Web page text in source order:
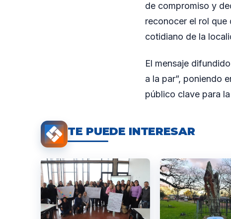
de compromiso y
reconocer el rol que
cotidiano de la
El mensaje
a la par”, poniendo
público clave para
TE PUEDE INTERESAR